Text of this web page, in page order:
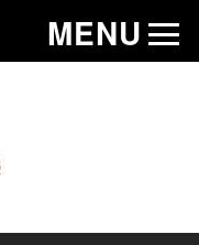
MENU